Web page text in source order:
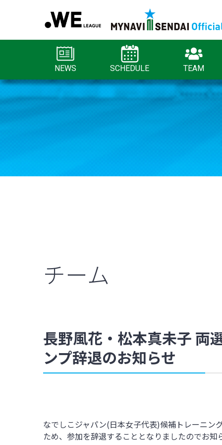
NEWS SCHEDULE TEAM
チーム
長野風花・松本真未子 両
ンプ辞退のお知らせ
なでしこジャパン(日本女子代表)候補トレーニン
ため、参加を辞退することとなりましたのでお知